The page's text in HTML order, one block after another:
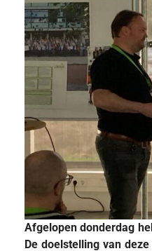
Afgelopen donderdag
De doelstelling van